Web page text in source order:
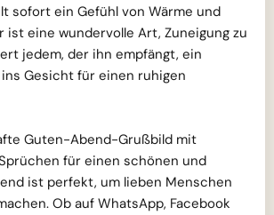
sofort ein Gefühl von Wärme und
ist eine wundervolle Art, Zuneigung zu
jedem, der ihn empfängt, ein
Gesicht für einen ruhigen
Guten-Abend-Grußbild mit
für einen schönen und
ist perfekt, um lieben Menschen
Ob auf WhatsApp, Facebook